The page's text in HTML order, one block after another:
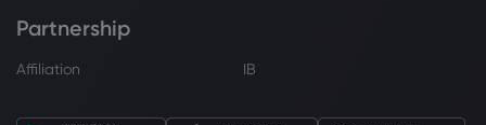
Partnership
Affiliation IB